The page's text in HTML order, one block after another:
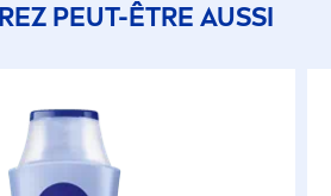
PEUT-ÊTRE AUSSI